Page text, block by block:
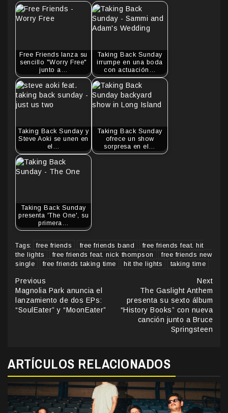
Free Friends lanza su
sencillo "Worry Free"
junto a…
Taking Back Sunday
irrumpe en una boda
con actuación…
Taking Back Sunday y
Steve Aoki se unen en
el…
Taking Back Sunday
ofrece un show
sorpresa en el…
Taking Back Sunday
presenta 'The One', su
primera…
Tags: free friends free friends band
free friends feat. hit
the lights
free friends feat. nick thompson
free friends new
single
free friends taking time hit the lights taking time
Continue
Reading
Previous
Magnolia Park anuncia el
lanzamiento de dos EPs:
“SoulEater” y “MoonEater”
Next
The Gaslight Anthem
presenta su sexto álbum
“History Books” con nueva
canción junto a Bruce
Springsteen
ARTÍCULOS RELACIONADOS